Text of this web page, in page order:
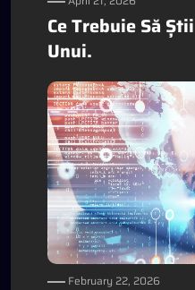
Ce Trebuie Să
Unui.
February 22, 2026